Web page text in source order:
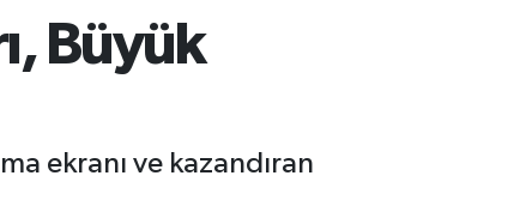
Büyük
ekranı ve kazandıran